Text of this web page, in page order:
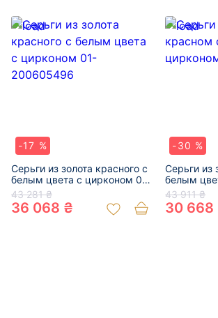
-17 %
Серьги из золота красного с
белым цвета с цирконом 01-
200605496
43 281 ₴
36 068 ₴
-30 %
Серьги из
белым
200316983
43 911 ₴
30 668